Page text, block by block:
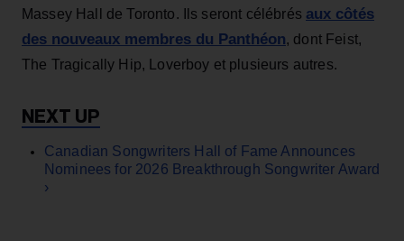
Massey Hall de Toronto. Ils seront célébrés aux côtés
des nouveaux membres du Panthéon, dont Feist,
The Tragically Hip, Loverboy et plusieurs autres.
Canadian Songwriters Hall of Fame Announces
Nominees for 2026 Breakthrough Songwriter Award
›